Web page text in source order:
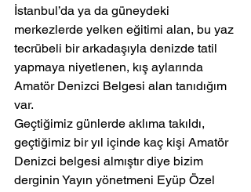
İstanbul’da ya da güneydeki
merkezlerde yelken eğitimi alan, bu yaz
tecrübeli bir arkadaşıyla denizde tatil
yapmaya niyetlenen, kış aylarında
Amatör Denizci Belgesi alan tanıdığım
var.
Geçtiğimiz günlerde aklıma takıldı,
geçtiğimiz bir yıl içinde kaç kişi Amatör
Denizci belgesi almıştır diye bizim
derginin Yayın yönetmeni Eyüp Özel